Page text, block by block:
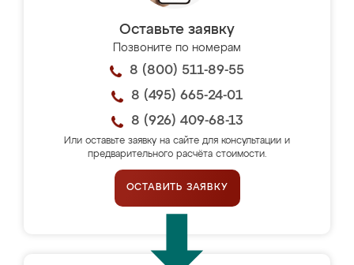
Оставьте заявку
Позвоните по номерам
8 (800) 511-89-55
8 (495) 665-24-01
8 (926) 409-68-13
Или оставьте заявку на сайте для консультации и
предварительного расчёта стоимости.
ОСТАВИТЬ ЗАЯВКУ